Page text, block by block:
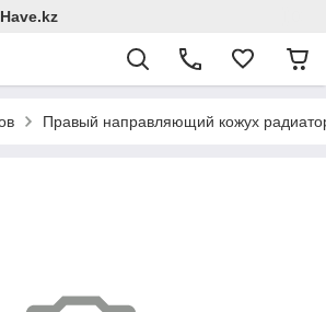
Правый направляющий кожух